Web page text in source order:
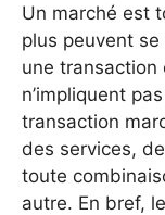
Un marché est
plus peuvent se
une transaction
n’impliquent
transaction
des services,
toute
autre. En bref,